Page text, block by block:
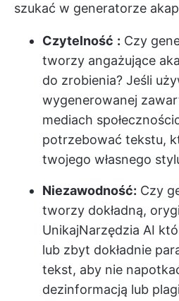
szukać w generatorze
Czytelność : Czy
tworzy angażujące
do zrobienia? Jeśli
wygenerowanej
mediach
potrzebować tekstu,
twojego własnego
Niezawodność: Czy
tworzy dokładną,
UnikajNarzędzia AI
lub zbyt dokładnie
tekst, aby nie
dezinformacją lub